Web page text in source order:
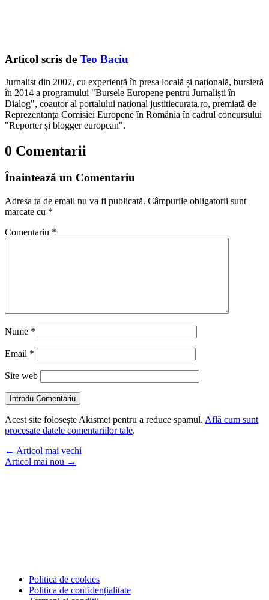
Articol scris de Teo Baciu
Jurnalist din 2007, cu experiență în presa locală și națională, bursieră
în 2014 a programului "Bursele Europene pentru Jurnaliști în
Dialog", coautor al portalului național justitiecurata.ro, premiată de
Reprezentanța Comisiei Europene în România în cadrul concursului
"Reporter și blogger european".
0 Comentarii
Înaintează un Comentariu
Adresa ta de email nu va fi publicată. Câmpurile obligatorii sunt
marcate cu *
Comentariu *
Nume *
Email *
Site web
Introdu Comentariu
Acest site folosește Akismet pentru a reduce spamul. Află cum sunt
procesate datele comentariilor tale.
← Articol mai vechi
Articol mai nou →
Politica de cookies
Politica de confidențialitate